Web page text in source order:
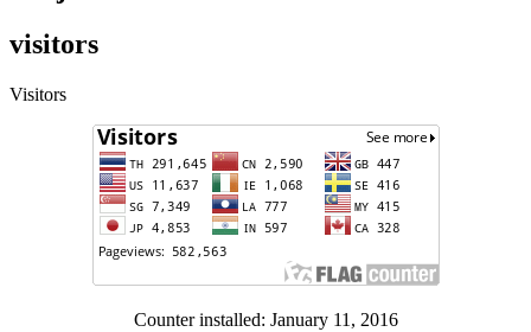
visitors
Visitors
Counter installed: January 11, 2016